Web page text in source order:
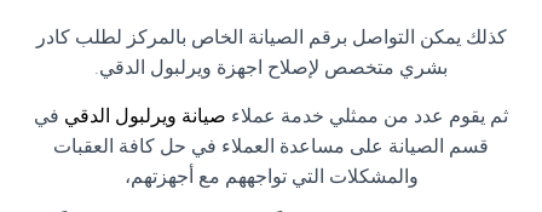
كذلك يمكن التواصل برقم الصيانة الخاص بالمركز لطلب كادر
بشري متخصص لإصلاح اجهزة ويرلبول الدقي.
ثم يقوم عدد من ممثلي خدمة عملاء صيانة ويرلبول الدقي في
قسم الصيانة على مساعدة العملاء في حل كافة العقبات
والمشكلات التي تواجههم مع أجهزتهم،